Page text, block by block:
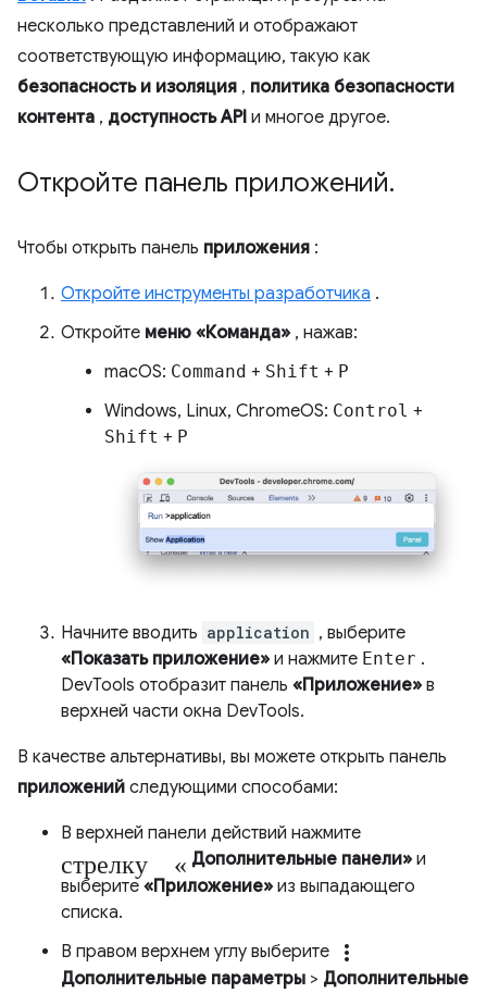
несколько представлений и отображают
соответствующую информацию, такую ​​как
безопасность и изоляция , политика безопасности
контента , доступность API и многое другое.
Откройте панель приложений.
Чтобы открыть панель приложения :
Откройте инструменты разработчика .
Откройте меню «Команда» , нажав:
macOS: Command + Shift + P
Windows, Linux, ChromeOS: Control +
Shift + P
Начните вводить application , выберите
«Показать приложение» и нажмите Enter .
DevTools отобразит панель «Приложение» в
верхней части окна DevTools.
В качестве альтернативы, вы можете открыть панель
приложений следующими способами:
В верхней панели действий нажмите
стрелку « Дополнительные панели» и
выберите «Приложение» из выпадающего
списка.
В правом верхнем углу выберите
more_vert
Дополнительные параметры > Дополнительные